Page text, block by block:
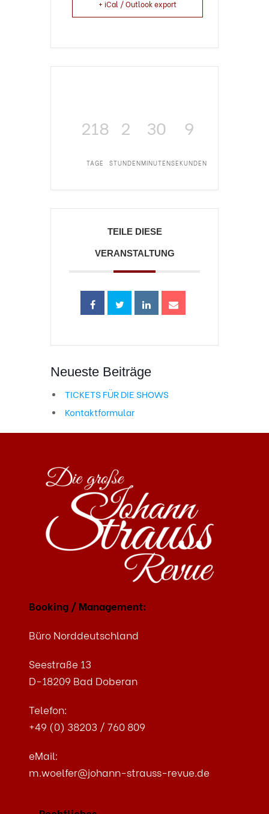
+ iCal / Outlook export
218
TAGE
2
STUNDEN
30
MINUTEN
9
SEKUNDEN
TEILE DIESE
VERANSTALTUNG
Neueste Beiträge
TICKETS FÜR DIE SHOWS
Kontaktformular
Booking / Management:
Büro Norddeutschland
Seestraße 13
D-18209 Bad Doberan
Telefon:
+49 (0) 38203 / 760 809
eMail:
m.woelfer@johann-strauss-revue.de